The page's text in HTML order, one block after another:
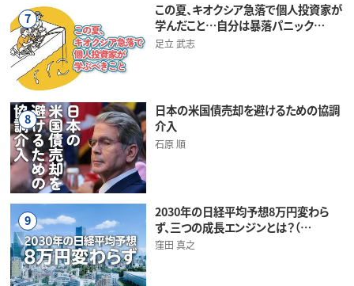
7
この夏、キオクシア急落で個人投資家が
学んだこと…自分は暴落パニック…
足立 武志
8
日本の米国債売却を避けるための協調
介入
石原 順
9
2030年の日経平均予想8万円変わら
ず、三つの成長エンジンとは？（…
窪田 真之